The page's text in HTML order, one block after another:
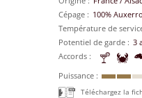
Cépage
100%
Température de
Potentiel de garde
3
Accords
Puissance
Téléchargez la